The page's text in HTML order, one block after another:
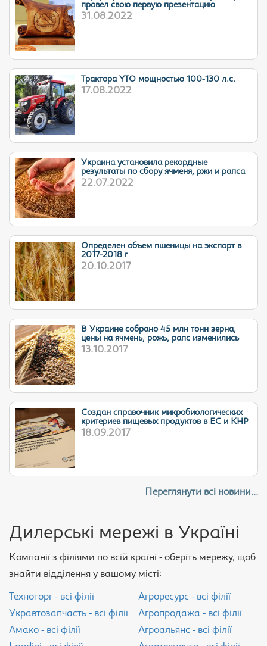
провел свою первую презентацию
31.08.2022
Трактора YTO мощностью 100-130 л.с.
17.08.2022
Украина установила рекордные
результаты по сбору ячменя, ржи и рапса
22.07.2022
Определен объем пшеницы на экспорт в
2017-2018 г
20.10.2017
В Украине собрано 45 млн тонн зерна,
цены на ячмень, рожь, рапс изменились
13.10.2017
Cоздан справочник микробиологических
критериев пищевых продуктов в ЕС и КНР
18.09.2017
Переглянути всі новини...
Дилерські мережі в Україні
Компанії з філіями по всій країні - оберіть мережу, щоб
знайти відділення у вашому місті:
Техноторг - всі філії
Укравтозапчасть - всі філії
Амако - всі філії
Агроресурс - всі філії
Агропродажа - всі філії
Агроальянс - всі філії